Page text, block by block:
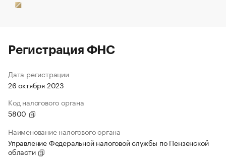
Регистрация ФНС
Дата регистрации
26 октября 2023
Код налогового органа
5800
Наименование налогового органа
Управление Федеральной налоговой службы по Пензенской
области